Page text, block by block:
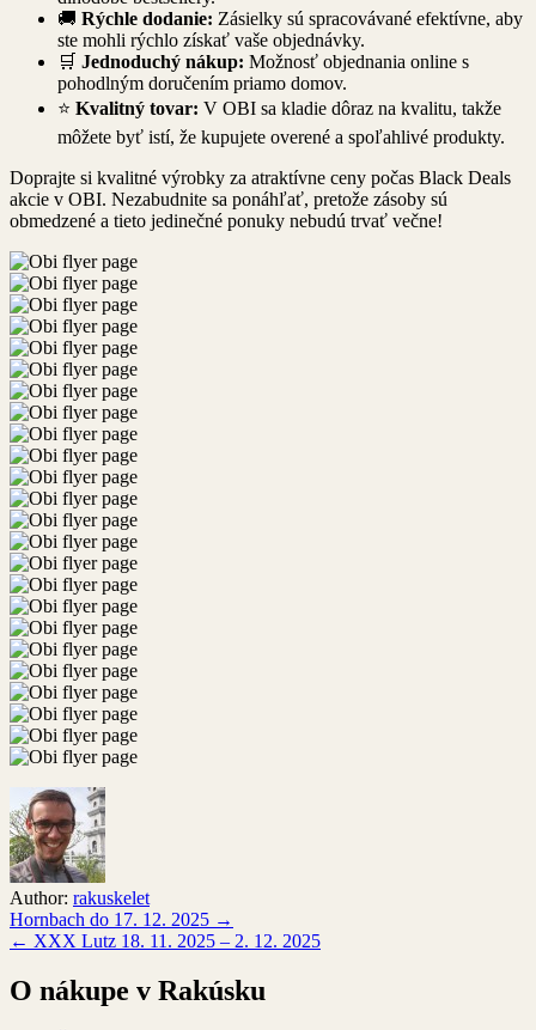
🚚 Rýchle dodanie: Zásielky sú spracovávané efektívne, aby
ste mohli rýchlo získať vaše objednávky.
🛒 Jednoduchý nákup: Možnosť objednania online s
pohodlným doručením priamo domov.
⭐ Kvalitný tovar: V OBI sa kladie dôraz na kvalitu, takže
môžete byť istí, že kupujete overené a spoľahlivé produkty.
Doprajte si kvalitné výrobky za atraktívne ceny počas Black Deals
akcie v OBI. Nezabudnite sa ponáhľať, pretože zásoby sú
obmedzené a tieto jedinečné ponuky nebudú trvať večne!
Author: rakuskelet
Navigácia
v
článku
Hornbach do 17. 12. 2025 →
← XXX Lutz 18. 11. 2025 – 2. 12. 2025
O nákupe v Rakúsku